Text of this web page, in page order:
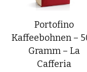
Portofino
Kaffeebohnen –
Gramm – La
Cafferia